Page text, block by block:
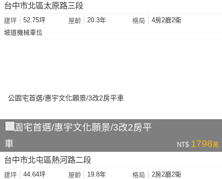
台中市北區太原路三段
建坪 52.75坪 屋齡 20.3年 格局
4房2廳2衛
坡道機械車位
公園宅首選/惠宇文化願景/3改2房平
車
NT$ 1798萬
台中市北屯區熱河路二段
建坪 44.64坪 屋齡 19.8年 格局
2房2廳2衛